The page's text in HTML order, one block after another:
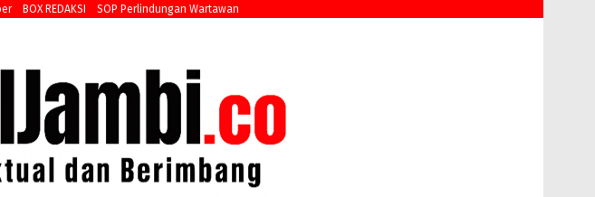
BOX REDAKSI SOP Perlindungan Wartawan